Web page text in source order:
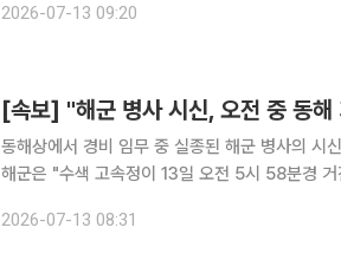
습을 시작했다고 설명했습니다. 또 이번 작전이 군
2026-07-13 09:20
[속보] "해군 병사 시신, 오전 중 동해
동해상에서 경비 임무 중 실종된 해군 병사의 시
해군은 "수색 고속정이 13일 오전 5시 58분경
사의 시신은 다른 호위함(FFG)으로 옮겨졌고,
2026-07-13 08:31